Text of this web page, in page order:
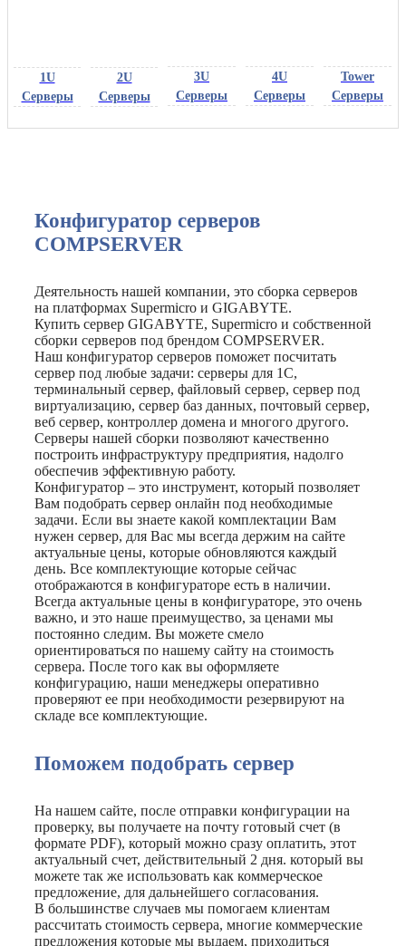
1U
Серверы
2U
Серверы
3U
Серверы
4U
Серверы
Tower
Серверы
Конфигуратор серверов
COMPSERVER
Деятельность нашей компании, это сборка серверов
на платформах Supermicro и GIGABYTE.
Купить сервер GIGABYTE, Supermicro и собственной
сборки серверов под брендом COMPSERVER.
Наш конфигуратор серверов поможет посчитать
сервер под любые задачи: серверы для 1C,
терминальный сервер, файловый сервер, сервер под
виртуализацию, сервер баз данных, почтовый сервер,
веб сервер, контроллер домена и многого другого.
Серверы нашей сборки позволяют качественно
построить инфраструктуру предприятия, надолго
обеспечив эффективную работу.
Конфигуратор – это инструмент, который позволяет
Вам подобрать сервер онлайн под необходимые
задачи. Если вы знаете какой комплектации Вам
нужен сервер, для Вас мы всегда держим на сайте
актуальные цены, которые обновляются каждый
день. Все комплектующие которые сейчас
отображаются в конфигураторе есть в наличии.
Всегда актуальные цены в конфигураторе, это очень
важно, и это наше преимущество, за ценами мы
постоянно следим. Вы можете смело
ориентироваться по нашему сайту на стоимость
сервера. После того как вы оформляете
конфигурацию, наши менеджеры оперативно
проверяют ее при необходимости резервируют на
складе все комплектующие.
Поможем подобрать сервер
На нашем сайте, после отправки конфигурации на
проверку, вы получаете на почту готовый счет (в
формате PDF), который можно сразу оплатить, этот
актуальный счет, действительный 2 дня. который вы
можете так же использовать как коммерческое
предложение, для дальнейшего согласования.
В большинстве случаев мы помогаем клиентам
рассчитать стоимость сервера, многие коммерческие
предложения которые мы выдаем, приходиться